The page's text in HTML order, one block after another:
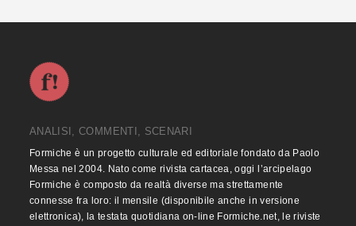
ANALISI, COMMENTI, SCENARI
Formiche è un progetto culturale ed editoriale fondato da Paolo
Messa nel 2004. Nato come rivista cartacea, oggi l’arcipelago
Formiche è composto da realtà diverse ma strettamente
connesse fra loro: il mensile (disponibile anche in versione
elettronica), la testata quotidiana on-line Formiche.net, le riviste